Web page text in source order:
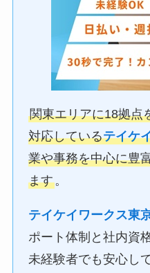
関東エリアに18拠点
対応しているテイケ
業や事務を中心に豊
ます。
テイケイワークス東
ポート体制と社内資
未経験者でも安心し